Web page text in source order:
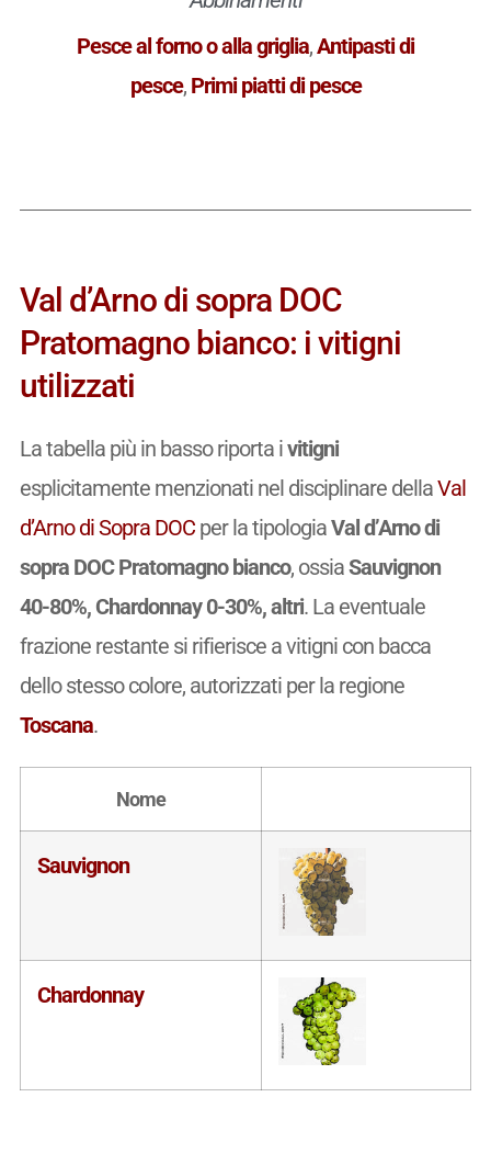
Pesce al forno o alla griglia,Antipasti di
pesce, Primi piatti di pesce
Val d’Arno di sopra DOC
Pratomagno bianco: i vitigni
utilizzati
La tabella più in basso riporta ivitigni
esplicitamente menzionati nel disciplinare dellaVal
d’Arno di Sopra DOCper la tipologiaVal d’Arno di
sopra DOC Pratomagno bianco, ossiaSauvignon
40-80%, Chardonnay 0-30%, altri. La eventuale
frazione restante si rifierisce a vitigni con bacca
dello stesso colore, autorizzati per la regione
Toscana.
Nome
Sauvignon
Chardonnay